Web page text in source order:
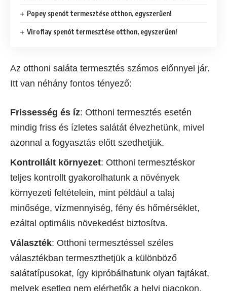
Popey spenót termesztése otthon, egyszerűen!
Viroflay spenót termesztése otthon, egyszerűen!
Az otthoni saláta termesztés számos előnnyel jár.
Itt van néhány fontos tényező:
Frissesség és íz: Otthoni termesztés esetén
mindig friss és ízletes salátát élvezhetünk, mivel
azonnal a fogyasztás előtt szedhetjük.
Kontrollált környezet: Otthoni termesztéskor
teljes kontrollt gyakorolhatunk a növények
környezeti feltételein, mint például a talaj
minősége, vízmennyiség, fény és hőmérséklet,
ezáltal optimális növekedést biztosítva.
Választék: Otthoni termesztéssel széles
választékban termeszthetjük a különböző
salátatípusokat, így kipróbálhatunk olyan fajtákat,
melyek esetleg nem elérhetők a helyi piacokon.